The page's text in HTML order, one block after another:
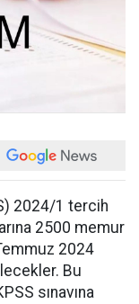
2024/1 tercih
2500 memur
2024
Bu
sınavına